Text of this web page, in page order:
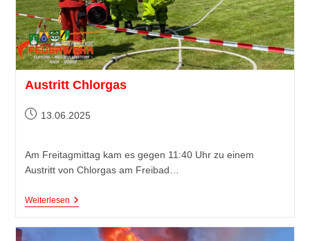
Austritt Chlorgas
13.06.2025
Am Freitagmittag kam es gegen 11:40 Uhr zu einem
Austritt von Chlorgas am Freibad…
Weiterlesen